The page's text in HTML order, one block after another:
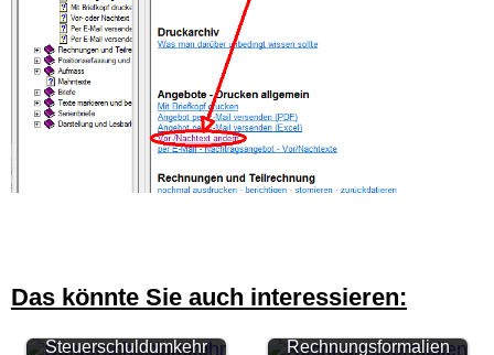
Das könnte Sie auch interessieren:
Rechnungen ohne
Steuerschuldumkehr
Rechnungsformalien